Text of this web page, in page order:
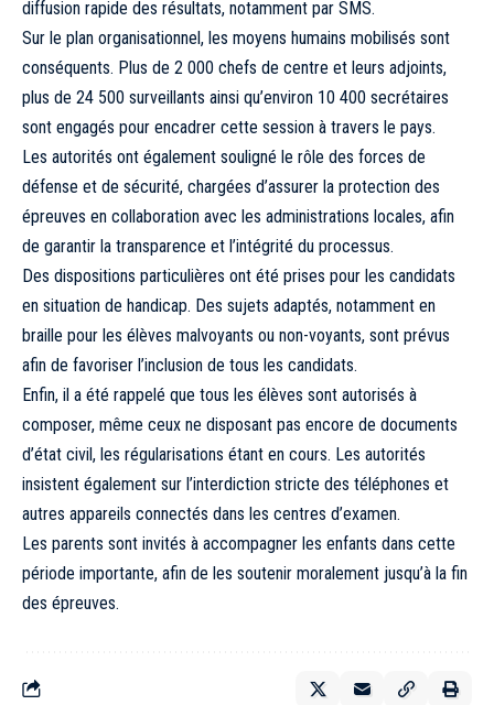
diffusion rapide des résultats, notamment par SMS.
Sur le plan organisationnel, les moyens humains mobilisés sont
conséquents. Plus de 2 000 chefs de centre et leurs adjoints,
plus de 24 500 surveillants ainsi qu’environ 10 400 secrétaires
sont engagés pour encadrer cette session à travers le pays.
Les autorités ont également souligné le rôle des forces de
défense et de sécurité, chargées d’assurer la protection des
épreuves en collaboration avec les administrations locales, afin
de garantir la transparence et l’intégrité du processus.
Des dispositions particulières ont été prises pour les candidats
en situation de handicap. Des sujets adaptés, notamment en
braille pour les élèves malvoyants ou non-voyants, sont prévus
afin de favoriser l’inclusion de tous les candidats.
Enfin, il a été rappelé que tous les élèves sont autorisés à
composer, même ceux ne disposant pas encore de documents
d’état civil, les régularisations étant en cours. Les autorités
insistent également sur l’interdiction stricte des téléphones et
autres appareils connectés dans les centres d’examen.
Les parents sont invités à accompagner les enfants dans cette
période importante, afin de les soutenir moralement jusqu’à la fin
des épreuves.